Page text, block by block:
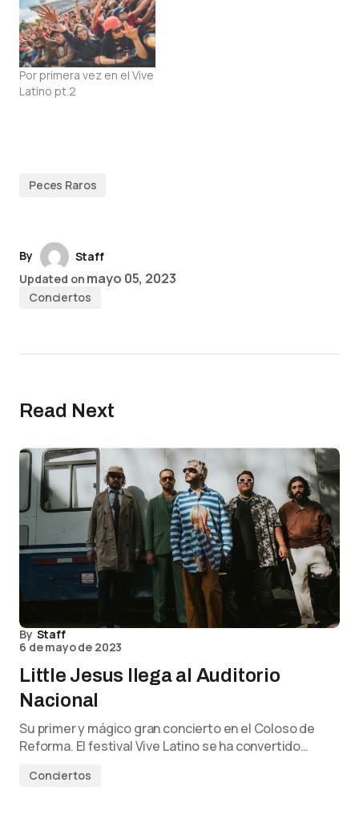
Por primera vez en el Vive
Latino pt.2
Peces Raros
By
Staff
Updated on mayo 05, 2023
Conciertos
Read Next
By Staff
6 de mayo de 2023
Little Jesus llega al Auditorio
Nacional
Su primer y mágico gran concierto en el Coloso de
Reforma. El festival Vive Latino se ha convertido…
Conciertos